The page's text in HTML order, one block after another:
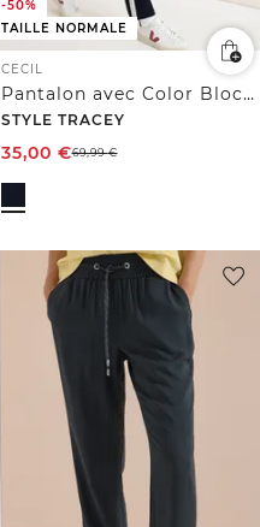
-50%
TAILLE NORMALE
CECIL
Pantalon avec Color Block Tape
STYLE TRACEY
35,00 €69,99€